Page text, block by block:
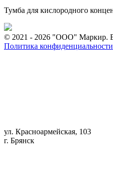
Тумба для кислородного
© 2021 - 2026 "ООО" Маркир.
Политика конфиденциальности
ул. Красноармейская, 103
г. Брянск